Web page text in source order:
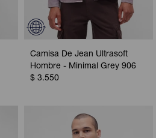
Camisa De Jean Ultrasoft
Hombre - Minimal Grey 906
$ 3.550